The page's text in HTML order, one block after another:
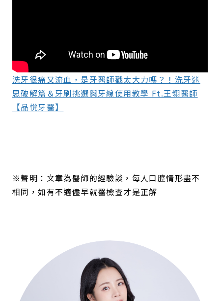
洗牙很痛又流血，是牙醫師戳太大力嗎？！洗牙迷
思破解篇＆牙刷挑選與牙線使用教學 Ft.王翎醫師
【品悅牙醫】
※聲明：文章為醫師的經驗談，每人口腔情形盡不
相同，如有不適儘早就醫檢查才是正解